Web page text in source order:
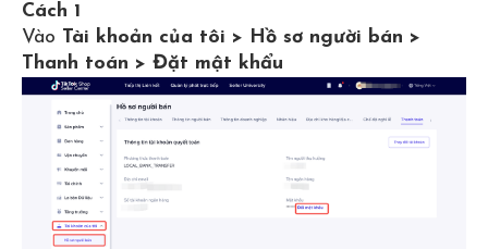
Cách 1
Vào Tài khoản của tôi > Hồ sơ người bán >
Thanh toán > Đặt mật khẩu